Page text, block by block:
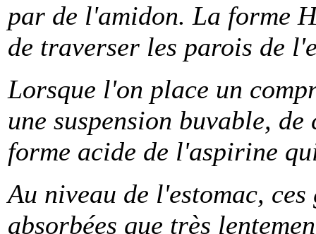
par de l'amidon. La forme
de traverser les parois de
Lorsque l'on place un
une suspension buvable,
forme acide de l'aspirine
Au niveau de l'estomac,
absorbées que très